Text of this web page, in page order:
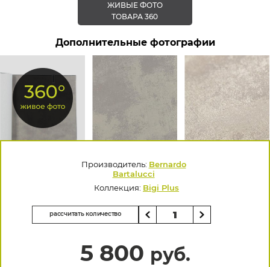
ЖИВЫЕ ФОТО
ТОВАРА 360
Дополнительные фотографии
Производитель: Bernardo
Bartalucci
Коллекция: Bigi Plus
рассчитать количество
5 800 руб.